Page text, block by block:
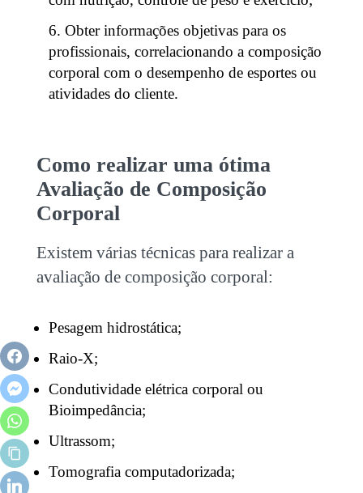
Obter informações objetivas para os
profissionais, correlacionando a composição
corporal com o desempenho de esportes ou
atividades do cliente.
Como realizar uma ótima
Avaliação de Composição
Corporal
Existem várias técnicas para realizar a
avaliação de composição corporal:
Pesagem hidrostática;
Raio-X;
Condutividade elétrica corporal ou
Bioimpedância;
Ultrassom;
Tomografia computadorizada;